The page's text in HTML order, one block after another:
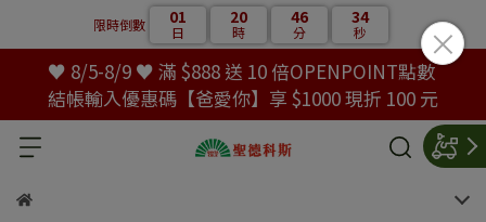
限時倒數 01
日
20
時
46
分
34
秒
♥ 8/5-8/9 ♥ 滿 $888 送 10 倍OPENPOINT點數
結帳輸入優惠碼【爸愛你】享 $1000 現折 100 元